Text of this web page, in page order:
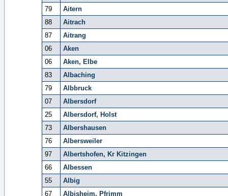
79
Aitern
88
Aitrach
87
Aitrang
06
Aken
06
Aken, Elbe
83
Albaching
79
Albbruck
07
Albersdorf
25
Albersdorf, Holst
73
Albershausen
76
Albersweiler
97
Albertshofen, Kr Kitzingen
66
Albessen
55
Albig
67
Albisheim, Pfrimm